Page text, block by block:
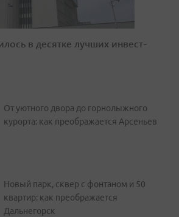
в десятке лучших инвест-
От уютного двора до горнолыжного
курорта: как преображается Арсеньев
Новый парк, сквер с фонтаном и 50
квартир: как преображается
Дальнегорск